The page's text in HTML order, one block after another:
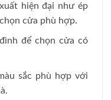
hiện đại như ép
cửa phù hợp.
để chọn cửa có
sắc phù hợp với